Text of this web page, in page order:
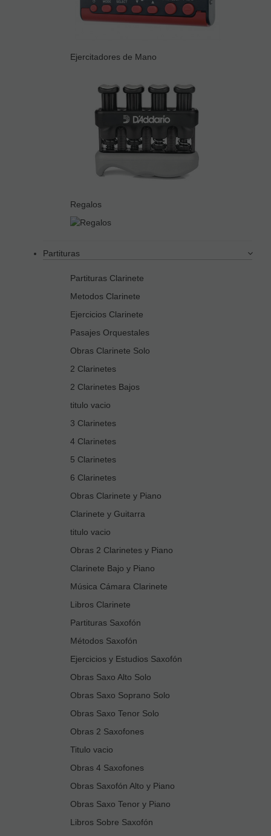
Ejercitadores de Mano
Regalos
Partituras
Partituras Clarinete
Metodos Clarinete
Ejercicios Clarinete
Pasajes Orquestales
Obras Clarinete Solo
2 Clarinetes
2 Clarinetes Bajos
titulo vacio
3 Clarinetes
4 Clarinetes
5 Clarinetes
6 Clarinetes
Obras Clarinete y Piano
Clarinete y Guitarra
titulo vacio
Obras 2 Clarinetes y Piano
Clarinete Bajo y Piano
Música Cámara Clarinete
Libros Clarinete
Partituras Saxofón
Métodos Saxofón
Ejercicios y Estudios Saxofón
Obras Saxo Alto Solo
Obras Saxo Soprano Solo
Obras Saxo Tenor Solo
Obras 2 Saxofones
Titulo vacio
Obras 4 Saxofones
Obras Saxofón Alto y Piano
Obras Saxo Tenor y Piano
Libros Sobre Saxofón